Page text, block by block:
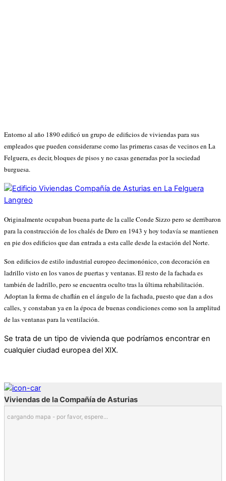
Entorno al año 1890 edificó un grupo de edificios de viviendas para sus
empleados que pueden considerarse como las primeras casas de vecinos en La
Felguera, es decir, bloques de pisos y no casas generadas por la sociedad
burguesa.
Originalmente ocupaban buena parte de la calle Conde Sizzo pero se derribaron
para la construcción de los chalés de Duro en 1943 y hoy todavía se mantienen
en pie dos edificios que dan entrada a esta calle desde la estación del Norte.
Son edificios de estilo industrial europeo decimonónico, con decoración en
ladrillo visto en los vanos de puertas y ventanas. El resto de la fachada es
también de ladrillo, pero se encuentra oculto tras la última rehabilitación.
Adoptan la forma de chaflán en el ángulo de la fachada, puesto que dan a dos
calles, y constaban ya en la época de buenas condiciones como son la amplitud
de las ventanas para la ventilación.
Se trata de un tipo de vivienda que podríamos encontrar en
cualquier ciudad europea del XIX.
Viviendas de la Compañía de Asturias
cargando mapa - por favor, espere...